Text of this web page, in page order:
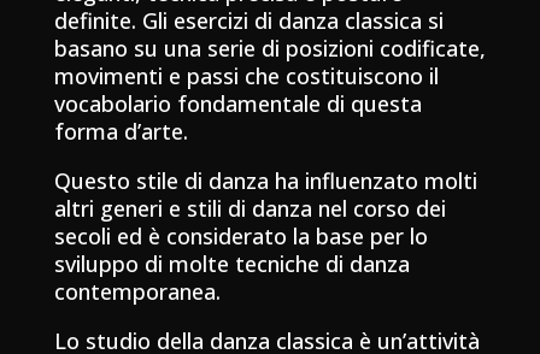
definite. Gli esercizi di danza classica si
basano su una serie di posizioni codificate,
movimenti e passi che costituiscono il
vocabolario fondamentale di questa
forma d’arte.
Questo stile di danza ha influenzato molti
altri generi e stili di danza nel corso dei
secoli ed è considerato la base per lo
sviluppo di molte tecniche di danza
contemporanea.
Lo studio della danza classica è un’attività